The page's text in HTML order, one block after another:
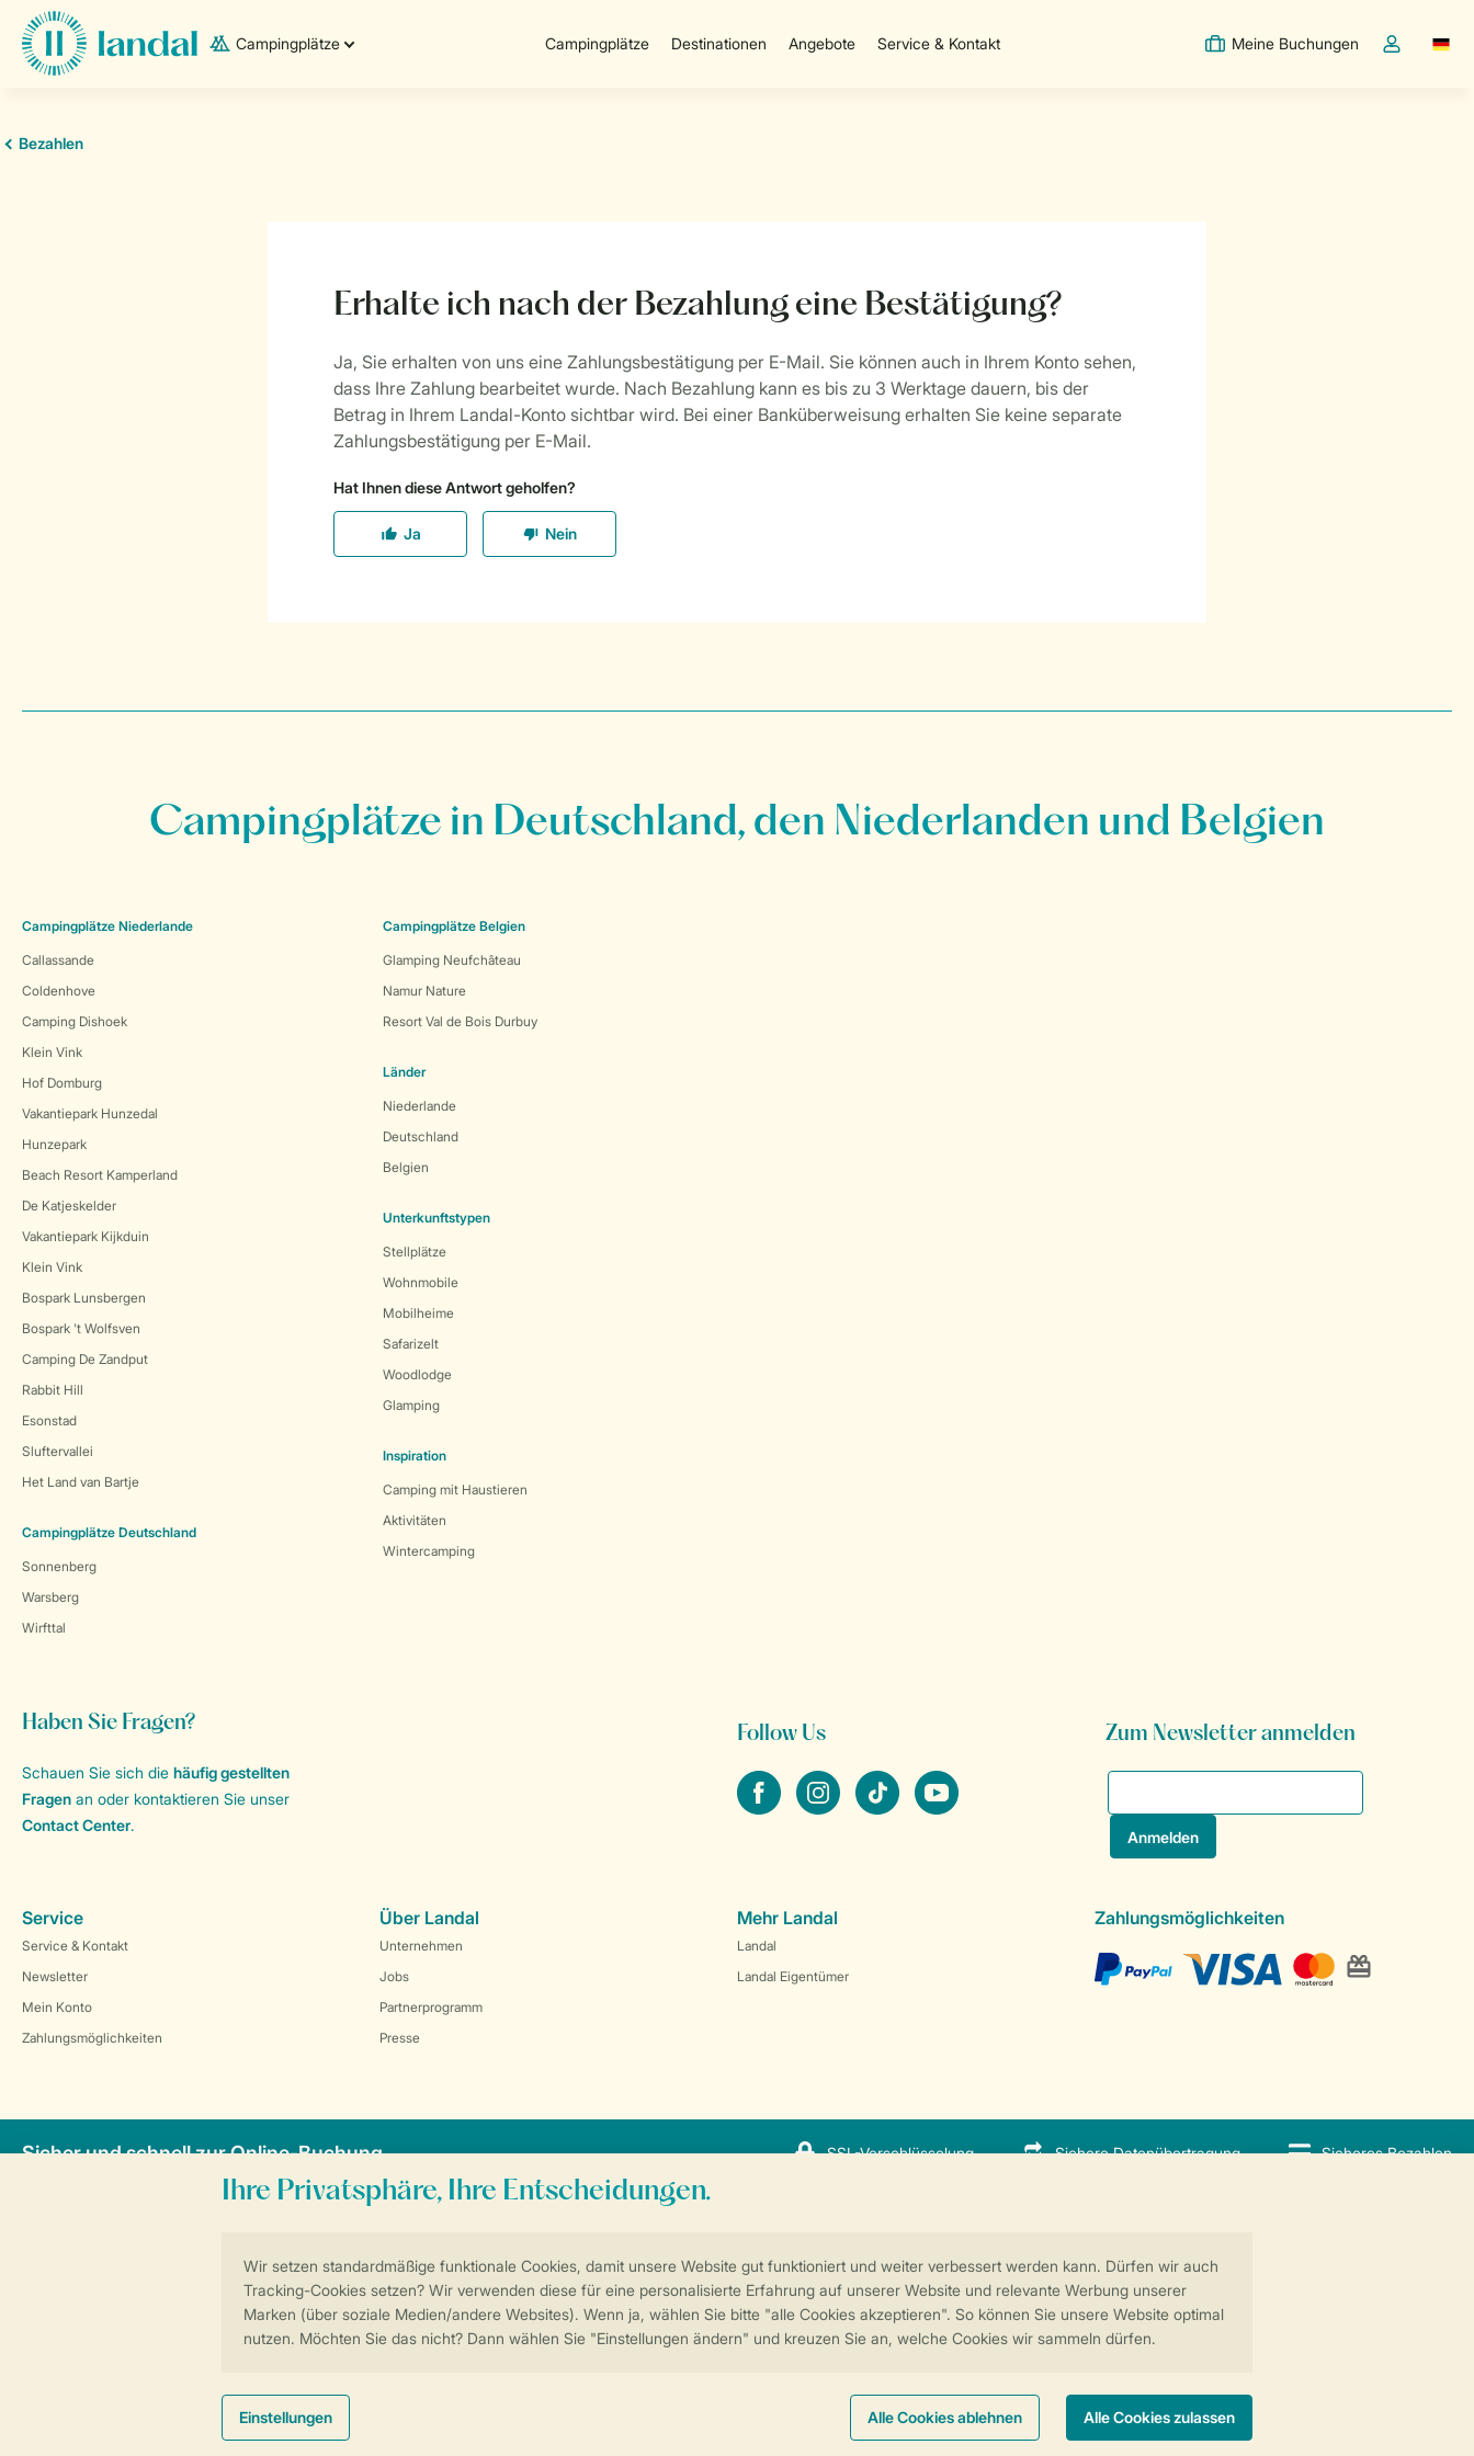
Campingplätze Campingplätze Destinationen Angebote Service & Kontakt Meine Buchungen
Dropdown-
Weitere Informationen und Einstellungen
Sicher und schnell zur Online-Buchung SSL-Verschlüsselung Sichere Datenübertragung Sicheres Bezahlen
Campingplätze in Deutschland, den Niederlanden und Belgien
Campingplätze Niederlande
Callassande
Coldenhove
Camping Dishoek
Klein Vink
Hof Domburg
Vakantiepark Hunzedal
Hunzepark
Beach Resort Kamperland
De Katjeskelder
Vakantiepark Kijkduin
Klein Vink
Bospark Lunsbergen
Bospark 't Wolfsven
Camping De Zandput
Rabbit Hill
Esonstad
Sluftervallei
Het Land van Bartje
Campingplätze Deutschland
Sonnenberg
Warsberg
Wirfttal
Campingplätze Belgien
Glamping Neufchâteau
Namur Nature
Resort Val de Bois Durbuy
Länder
Niederlande
Deutschland
Belgien
Unterkunftstypen
Stellplätze
Wohnmobile
Mobilheime
Safarizelt
Woodlodge
Glamping
Inspiration
Camping mit Haustieren
Aktivitäten
Wintercamping
Haben Sie Fragen?
Schauen Sie sich die häufig gestellten
Fragen an oder kontaktieren Sie unser
Contact Center.
Follow Us
facebookinstagramtiktok youtube
Zum Newsletter anmelden
Service
Service & Kontakt
Newsletter
Mein Konto
Zahlungsmöglichkeiten
Über Landal
Unternehmen
Jobs
Partnerprogramm
Presse
Mehr Landal
Landal
Landal Eigentümer
Zahlungsmöglichkeiten